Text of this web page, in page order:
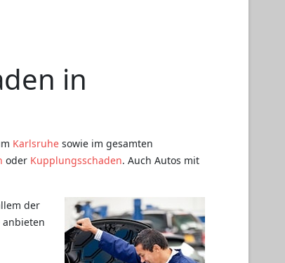
in
Karlsruhe sowie im gesamten
oder Kupplungsschaden. Auch Autos mit
der